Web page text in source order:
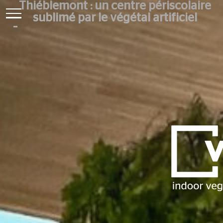
Thiéblemont : un centre périscolaire
sublimé par le végétal artificiel